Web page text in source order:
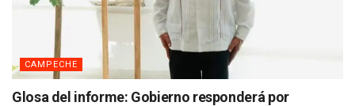
CAMPECHE
Glosa del informe: Gobierno responderá por